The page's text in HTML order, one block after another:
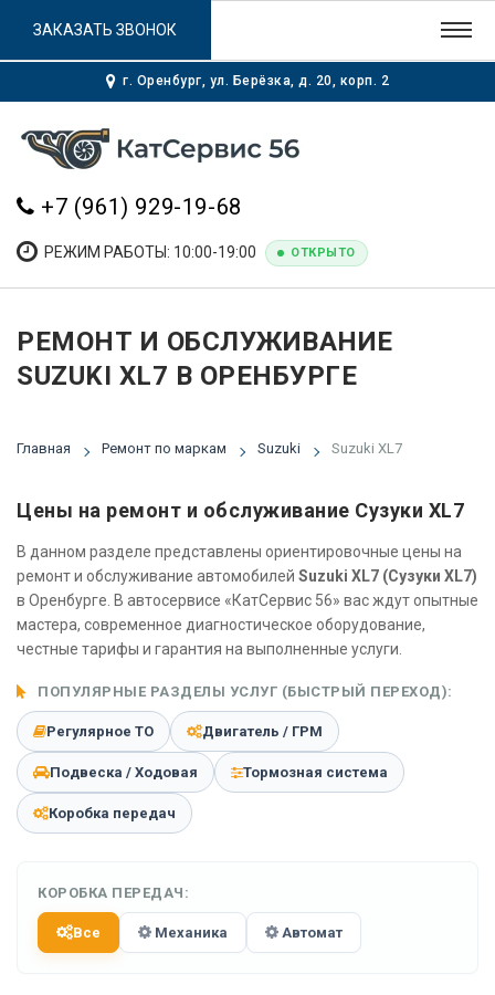
г. Оренбург, ул. Берёзка, д. 20, корп. 2
+7 (961) 929-19-68
РЕЖИМ РАБОТЫ: 10:00-19:00 ОТКРЫТО
ЗАКАЗАТЬ ЗВОНОК
РЕМОНТ И ОБСЛУЖИВАНИЕ
SUZUKI XL7 В ОРЕНБУРГЕ
Главная Ремонт по маркам Suzuki Suzuki XL7
Цены на ремонт и обслуживание Сузуки XL7
В данном разделе представлены ориентировочные цены на
ремонт и обслуживание автомобилей Suzuki XL7 (Сузуки XL7)
в Оренбурге. В автосервисе «КатСервис 56» вас ждут опытные
мастера, современное диагностическое оборудование,
честные тарифы и гарантия на выполненные услуги.
ПОПУЛЯРНЫЕ РАЗДЕЛЫ УСЛУГ (БЫСТРЫЙ ПЕРЕХОД):
Регулярное ТО Двигатель / ГРМ
Подвеска / Ходовая Тормозная система
Коробка передач
КОРОБКА ПЕРЕДАЧ:
Все Механика Автомат